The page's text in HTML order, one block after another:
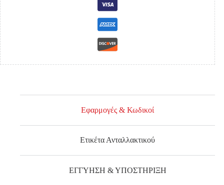
Εφαρμογές & Κωδικοί
Ετικέτα Ανταλλακτικού
ΕΓΓΥΗΣΗ & ΥΠΟΣΤΗΡΙΞΗ